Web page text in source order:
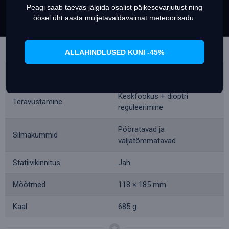
Set Prefrences Allow Cookies
Suhteline heledus 25
Minimaalne
teravustamiskaugus
Teravustamine
Keskfookus + dioptri
reguleerimine
Silmakummid
Pööratavad ja
väljatõmmatavad
Statiivikinnitus Jah
Mõõtmed 118 × 185 mm
Kaal 685 g
Peagi saab taevas jälgida osalist päikesevarjutust ning
öösel üht aasta muljetavaldavaimat meteoorisadu.
ALLAHINDLUSED KUNI -45%